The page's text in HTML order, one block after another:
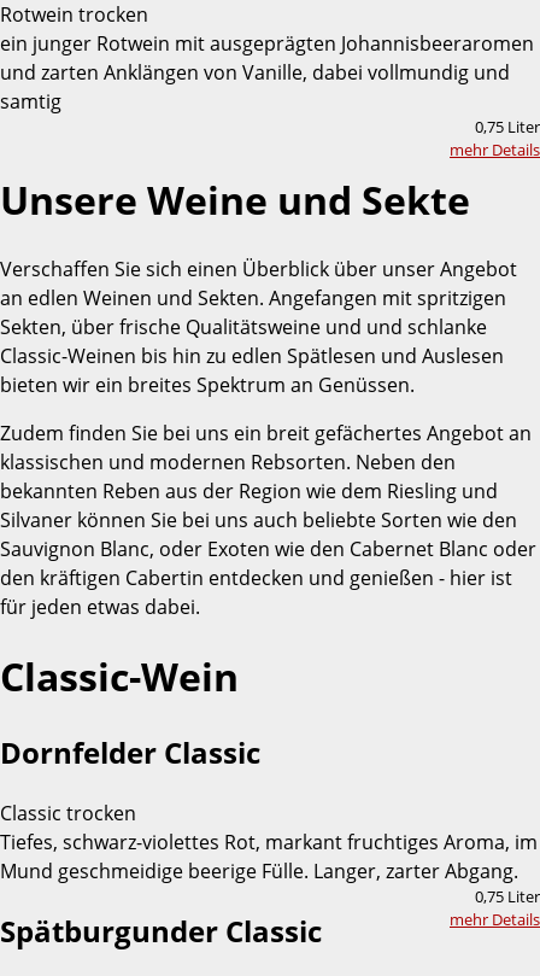
Rotwein trocken
ein junger Rotwein mit ausgeprägten Johannisbeeraromen
und zarten Anklängen von Vanille, dabei vollmundig und
samtig
0,75 Liter
mehr Details
Unsere Weine und Sekte
Verschaffen Sie sich einen Überblick über unser Angebot
an edlen Weinen und Sekten. Angefangen mit spritzigen
Sekten, über frische Qualitätsweine und und schlanke
Classic-Weinen bis hin zu edlen Spätlesen und Auslesen
bieten wir ein breites Spektrum an Genüssen.
Zudem finden Sie bei uns ein breit gefächertes Angebot an
klassischen und modernen Rebsorten. Neben den
bekannten Reben aus der Region wie dem Riesling und
Silvaner können Sie bei uns auch beliebte Sorten wie den
Sauvignon Blanc, oder Exoten wie den Cabernet Blanc oder
den kräftigen Cabertin entdecken und genießen - hier ist
für jeden etwas dabei.
Classic-Wein
Dornfelder Classic
Classic trocken
Tiefes, schwarz-violettes Rot, markant fruchtiges Aroma, im
Mund geschmeidige beerige Fülle. Langer, zarter Abgang.
0,75 Liter
mehr Details
Spätburgunder Classic